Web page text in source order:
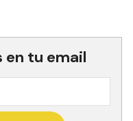
en tu email